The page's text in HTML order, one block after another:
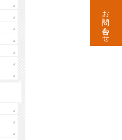
お問い合わせ